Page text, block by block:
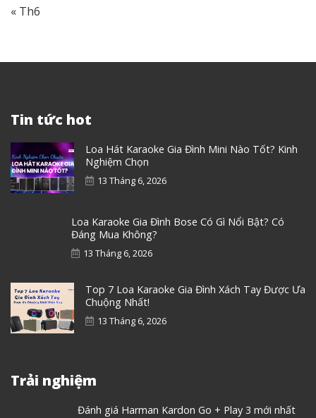
« Th6
Tin tức hot
Loa Hát Karaoke Gia Đình Mini Nào Tốt? Kinh
Nghiệm Chọn
13 Tháng 6, 2026
Loa Karaoke Gia Đình Bose Có Gì Nổi Bật? Có
Đáng Mua Không?
13 Tháng 6, 2026
Top 7 Loa Karaoke Gia Đình Xách Tay Được Ưa
Chuộng Nhất!
13 Tháng 6, 2026
Trải nghiệm
Đánh giá Harman Kardon Go + Play 3 mới nhất